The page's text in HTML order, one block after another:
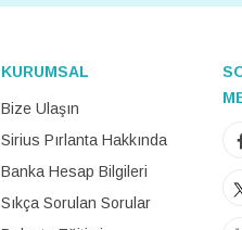
KURUMSAL
Bize Ulaşın
Sirius Pırlanta Hakkında
Banka Hesap Bilgileri
Sıkça Sorulan Sorular